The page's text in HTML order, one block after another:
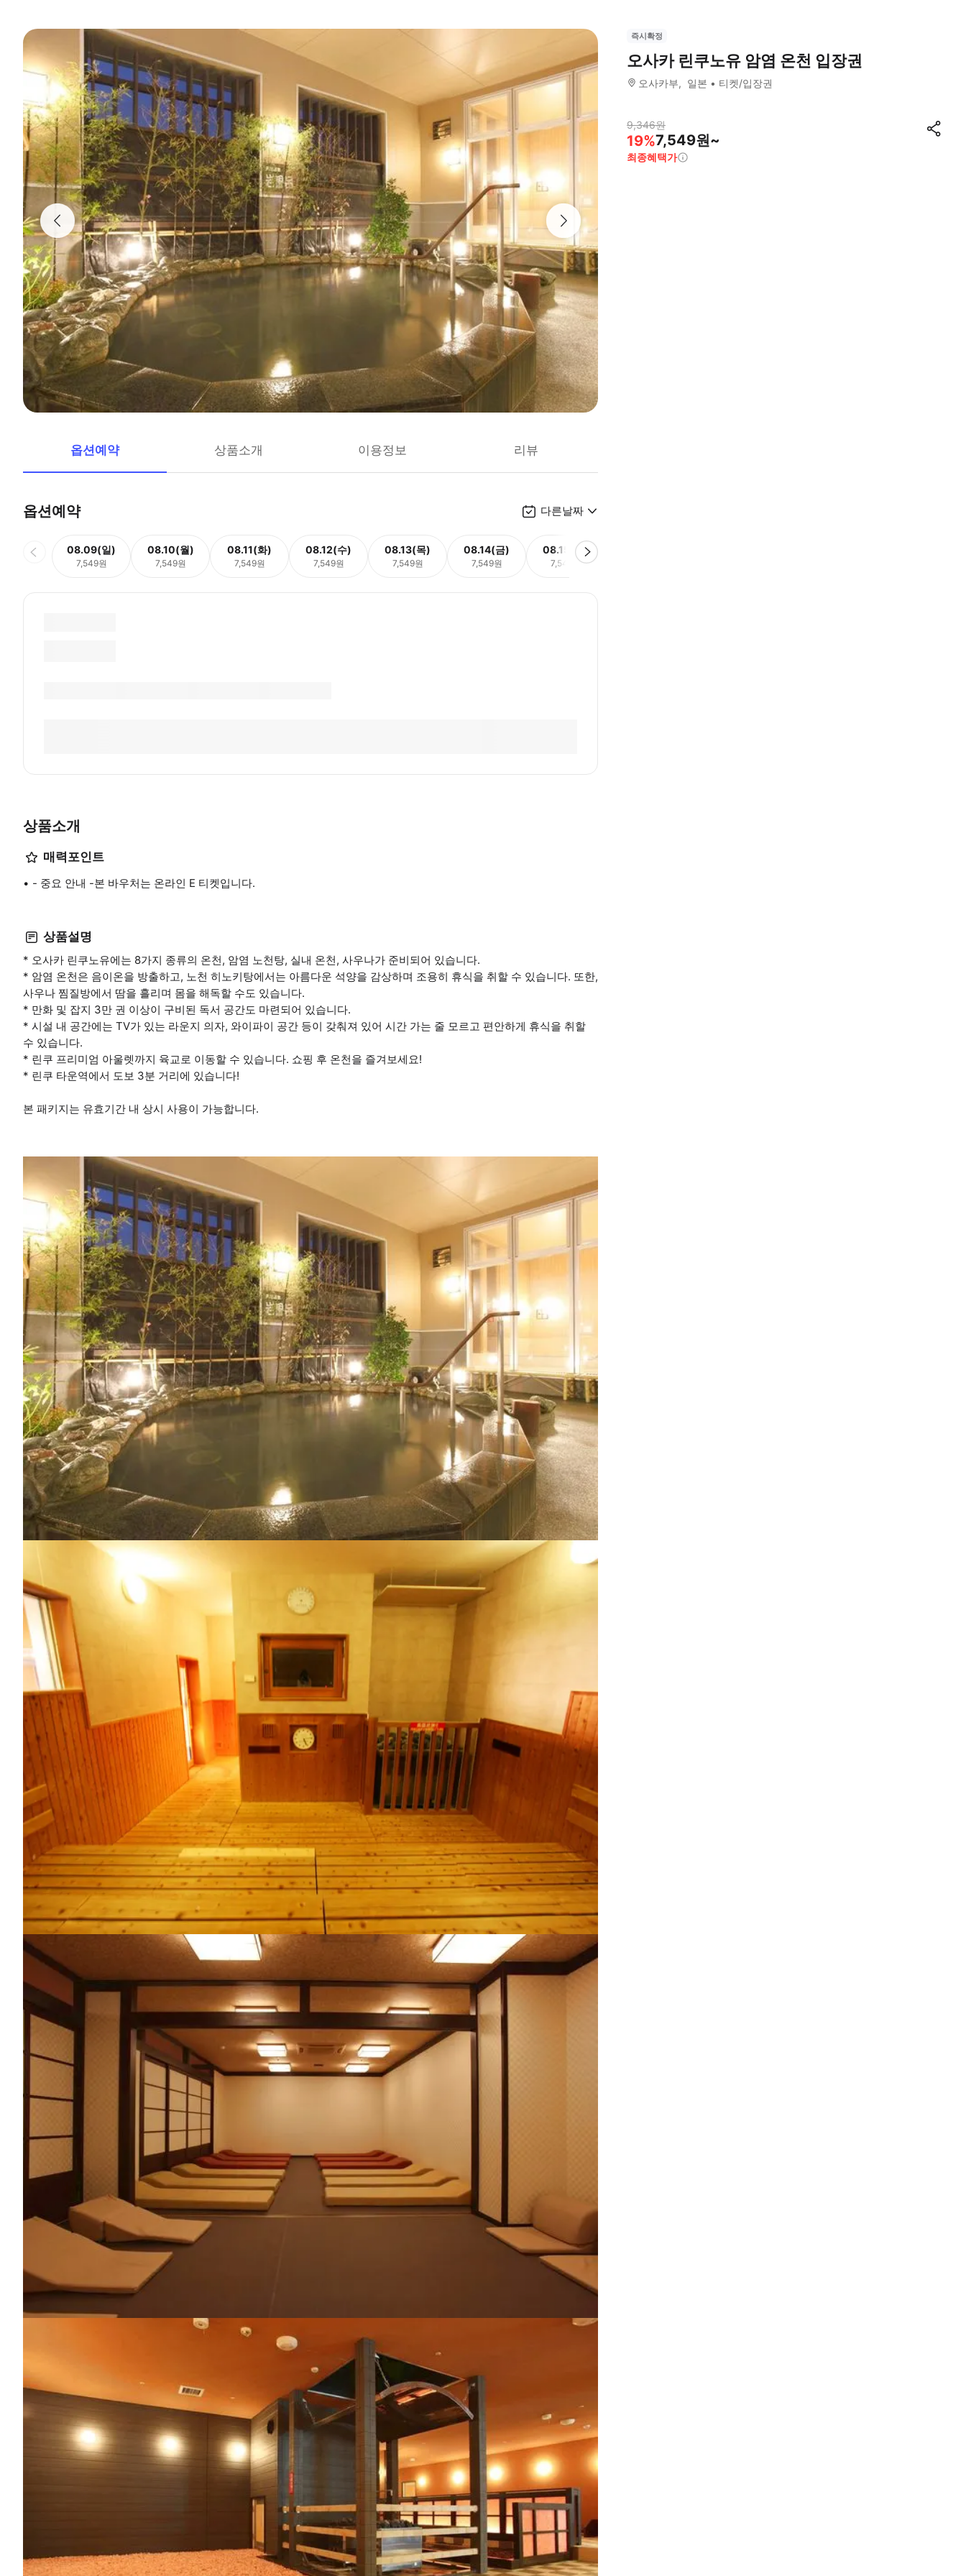
옵션예약 상품소개 이용정보 리뷰
옵션예약 다른날짜
08.09(일)
7,549원
08.10(월)
7,549원
08.11(화)
7,549원
08.12(수)
7,549원
08.13(목)
7,549원
08.14(금)
7,549원
08.15(토)
7,549원
상품소개
매력포인트
- 중요 안내 -본 바우처는 온라인 E 티켓입니다.
상품설명
* 오사카 린쿠노유에는 8가지 종류의 온천, 암염 노천탕, 실내 온천, 사우나가 준비되어 있습니다.
* 암염 온천은 음이온을 방출하고, 노천 히노키탕에서는 아름다운 석양을 감상하며 조용히 휴식을 취할 수 있습니다. 또한,
사우나 찜질방에서 땀을 흘리며 몸을 해독할 수도 있습니다.
* 만화 및 잡지 3만 권 이상이 구비된 독서 공간도 마련되어 있습니다.
* 시설 내 공간에는 TV가 있는 라운지 의자, 와이파이 공간 등이 갖춰져 있어 시간 가는 줄 모르고 편안하게 휴식을 취할
수 있습니다.
* 린쿠 프리미엄 아울렛까지 육교로 이동할 수 있습니다. 쇼핑 후 온천을 즐겨보세요!
* 린쿠 타운역에서 도보 3분 거리에 있습니다!
본 패키지는 유효기간 내 상시 사용이 가능합니다.
즉시확정
오사카 린쿠노유 암염 온천 입장권
오사카부 일본 티켓/입장권
9,346원
19%7,549원~
최종혜택가